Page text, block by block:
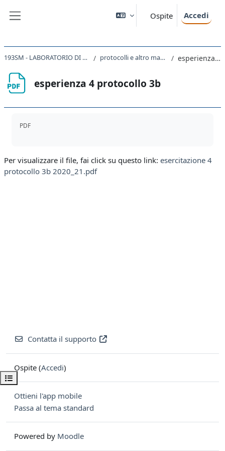
Ospite Accedi
Apri indice del corso
193SM - LABORATORIO DI CHIMICA E BIOCHIMICA 2020 protocolli e altro materiale per le esercitazioni esperienza 4 protocollo 3b
esperienza 4 protocollo 3b
PDF
Per visualizzare il file, fai click su questo link: esercitazione 4
protocollo 3b 2020_21.pdf
Contatta il supporto
Ospite (Accedi)
Ottieni l'app mobile
Passa al tema standard
Powered by Moodle